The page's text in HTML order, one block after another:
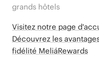
grands hôtels
Visitez notre page
Découvrez les
fidélité MeliáRewards